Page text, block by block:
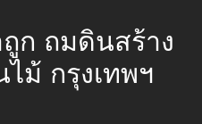
ก ถมดินสร้าง
ม้ กรุงเทพฯ